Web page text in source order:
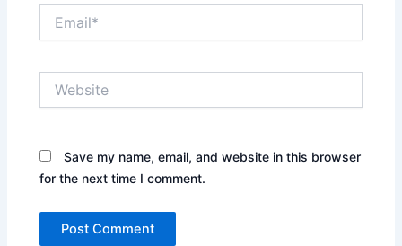
Save my name, email, and website in this browser
for the next time I comment.